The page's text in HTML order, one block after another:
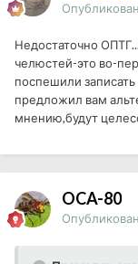
Недостаточно
челюстей-это во-
поспешили
предложил вам
мнению,будут
OCA-80